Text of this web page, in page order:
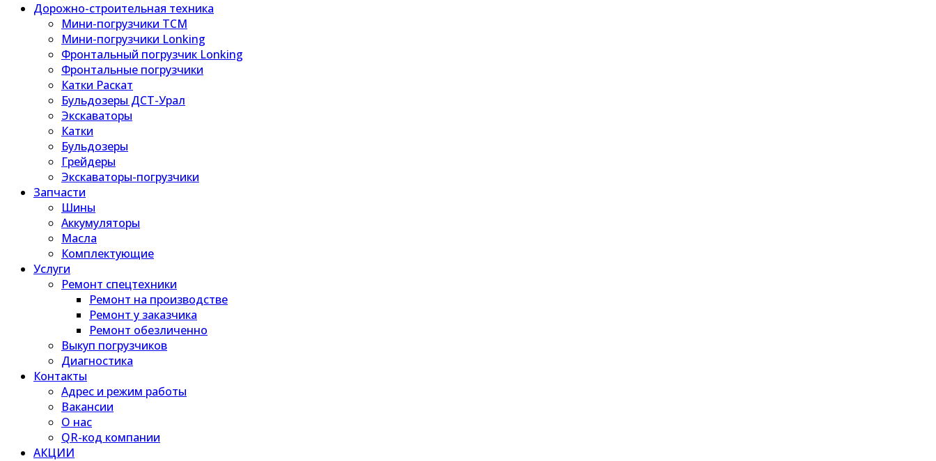
Дорожно-строительная техника
Мини-погрузчики TCM
Мини-погрузчики Lonking
Фронтальный погрузчик Lonking
Фронтальные погрузчики
Катки Раскат
Бульдозеры ДСТ-Урал
Экскаваторы
Катки
Бульдозеры
Грейдеры
Экскаваторы-погрузчики
Запчасти
Шины
Аккумуляторы
Масла
Комплектующие
Услуги
Ремонт спецтехники
Ремонт на производстве
Ремонт у заказчика
Ремонт обезличенно
Выкуп погрузчиков
Диагностика
Контакты
Адрес и режим работы
Вакансии
О нас
QR-код компании
АКЦИИ